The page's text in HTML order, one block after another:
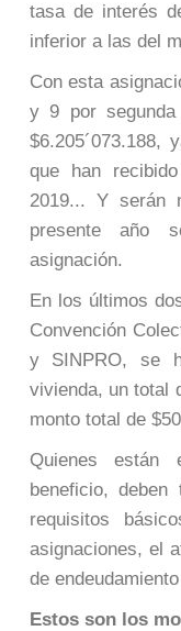
tasa de interés
inferior a las del
Con esta
y 9 por
$6.205´073.188,
que han
2019... Y serán
presente año
asignación.
En los últimos
Convención
y SINPRO, se
vivienda, un total
monto total de
Quienes
beneficio,
requisitos
asignaciones, el
de
Estos son los